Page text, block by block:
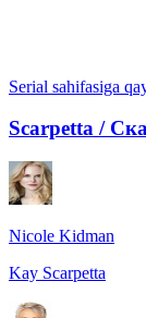
Serial sahifasiga
Scarpetta /
Nicole Kidman
Kay Scarpetta